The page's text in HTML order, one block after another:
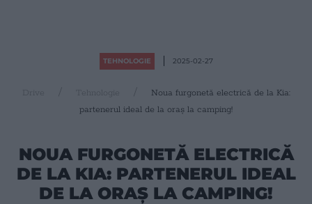
TEHNOLOGIE 2025-02-27
Drive
Noua furgonetă electrică de la Kia:
partenerul ideal de la oraș la camping!
NOUA FURGONETĂ ELECTRICĂ
DE LA KIA: PARTENERUL IDEAL
DE LA ORAȘ LA CAMPING!